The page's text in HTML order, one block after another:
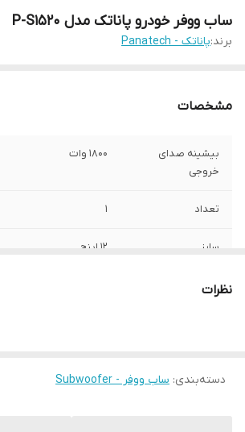
ساب ووفر خودرو پاناتک مدل P-S1520
برند:پاناتک - Panatech
مشخصات
بیشینه صدای
خروجی
1800 وات
تعداد 1
سایز 12 اینچ
عمق نصبنظرات
دسته‌بندی: ساب ووفر - Subwoofer